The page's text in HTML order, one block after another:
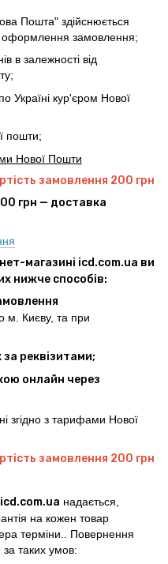
Пошта" здійснюється
оформлення замовлення;
в залежності від
Україні кур'єром Нової
пошти;
Нової Пошти
замовлення 200 грн
грн — доставка
магазині icd.com.ua ви
нижче способів:
м. Києву, та при
за реквізитами;
онлайн через
згідно з тарифами Нової
замовлення 200 грн
надається,
на кожен товар
терміни.. Повернення
за таких умов: